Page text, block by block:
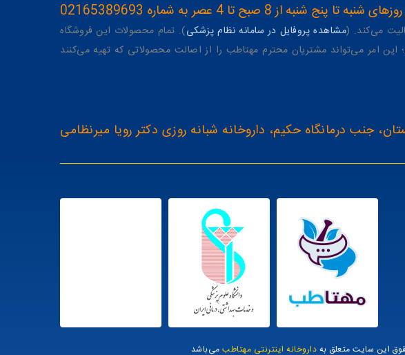
پنج شنبه از 8 صبح تا 4 عصر به شماره 02165389693
مشاهده پروفایل در سامانه نظام پزشکی). تمام محصولات این فروشگاه
امر می‌تواند مشتریان محترم مهتاطب را از اصالت محصولاتی که تهیه می‌کنند
جنب درمانگاه حکیم، داروخانه شبانه روزی دکتر رویا میرنظامی
این سایت متعلق به داروخانه اینترنتی مهتاطب می‌باشد